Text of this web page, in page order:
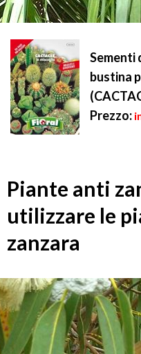
Sementi
bustina
Prezzo:
Piante anti
utilizzare le
zanzara